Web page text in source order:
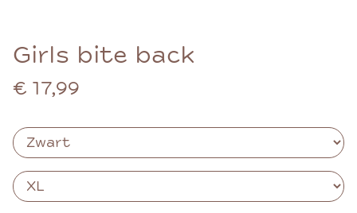
Girls bite back
€ 17,99